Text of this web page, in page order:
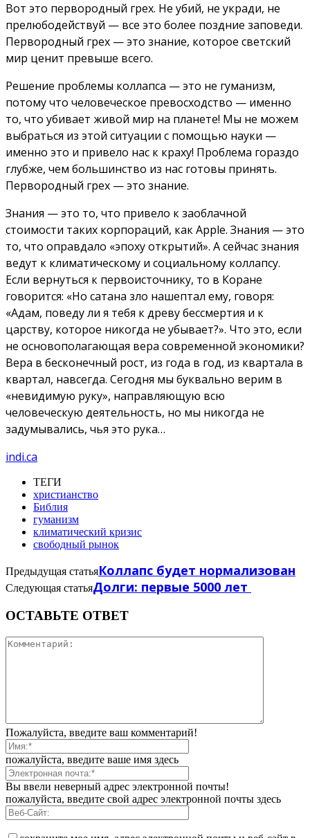
Вот это первородный грех. Не убий, не укради, не
прелюбодействуй — все это более поздние заповеди.
Первородный грех — это знание, которое светский
мир ценит превыше всего.
Решение проблемы коллапса — это не гуманизм,
потому что человеческое превосходство — именно
то, что убивает живой мир на планете! Мы не можем
выбраться из этой ситуации с помощью науки —
именно это и привело нас к краху! Проблема гораздо
глубже, чем большинство из нас готовы принять.
Первородный грех — это знание.
Знания — это то, что привело к заоблачной
стоимости таких корпораций, как Apple. Знания — это
то, что оправдало «эпоху открытий». А сейчас знания
ведут к климатическому и социальному коллапсу.
Если вернуться к первоисточнику, то в Коране
говорится: «Но сатана зло нашептал ему, говоря:
«Адам, поведу ли я тебя к древу бессмертия и к
царству, которое никогда не убывает?». Что это, если
не основополагающая вера современной экономики?
Вера в бесконечный рост, из года в год, из квартала в
квартал, навсегда. Сегодня мы буквально верим в
«невидимую руку», направляющую всю
человеческую деятельность, но мы никогда не
задумывались, чья это рука…
indi.ca
ТЕГИ
христианство
Библия
гуманизм
климатический кризис
свободный рынок
Предыдущая статьяКоллапс будет нормализован
Следующая статьяДолги: первые 5000 лет
ОСТАВЬТЕ ОТВЕТ
Пожалуйста, введите ваш комментарий!
пожалуйста, введите ваше имя здесь
Вы ввели неверный адрес электронной почты!
пожалуйста, введите свой адрес электронной почты здесь